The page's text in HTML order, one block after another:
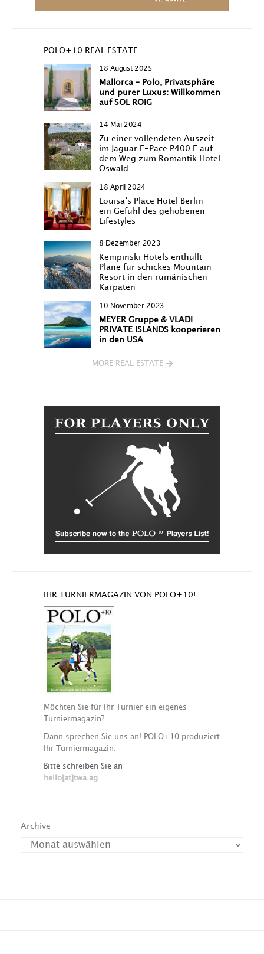
POLO+10 REAL ESTATE
18 August 2025
Mallorca – Polo, Privatsphäre
und purer Luxus: Willkommen
auf SOL ROIG
14 Mai 2024
Zu einer vollendeten Auszeit
im Jaguar F-Pace P400 E auf
dem Weg zum Romantik Hotel
Oswald
18 April 2024
Louisa‘s Place Hotel Berlin –
ein Gefühl des gehobenen
Lifestyles
8 Dezember 2023
Kempinski Hotels enthüllt
Pläne für schickes Mountain
Resort in den rumänischen
Karpaten
10 November 2023
MEYER Gruppe & VLADI
PRIVATE ISLANDS kooperieren
in den USA
MORE REAL ESTATE
IHR TURNIERMAGAZIN VON POLO+10!
Möchten Sie für Ihr Turnier ein eigenes
Turniermagazin?
Dann sprechen Sie uns an! POLO+10 produziert
Ihr Turniermagazin.
Bitte schreiben Sie an
hello[at]twa.ag
Archive